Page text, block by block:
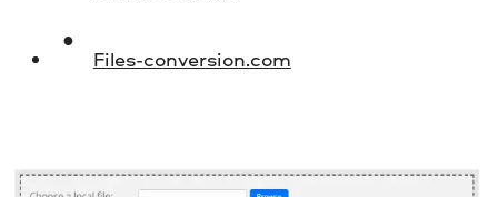
Files-conversion.com